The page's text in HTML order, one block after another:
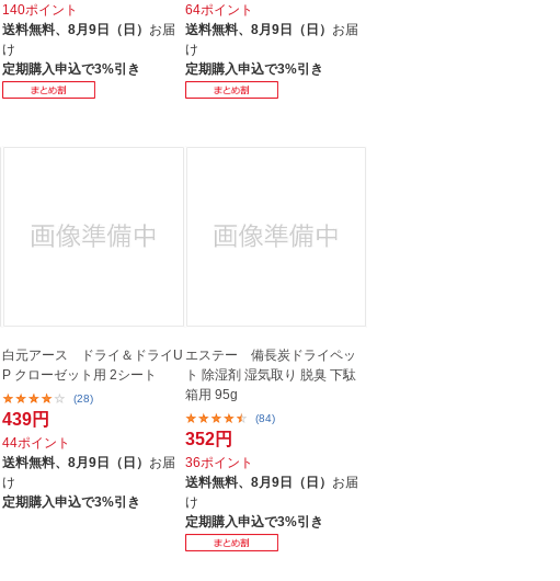
140ポイント
送料無料、8月9日（日） お届
け
定期購入申込で3%引き
64ポイント
送料無料、 8月9日（日） お届
け
定期購入申込で3%引き
白元アース ドライ＆ドライU
P クローゼット用 2シート
(28)
439円
44ポイント
送料無料、8月9日（日） お届
け
定期購入申込で3%引き
エステー 備長炭ドライペッ
ト 除湿剤 湿気取り 脱臭 下駄
箱用 95g
(84)
352円
36ポイント
送料無料、 8月9日（日） お届
け
定期購入申込で3%引き